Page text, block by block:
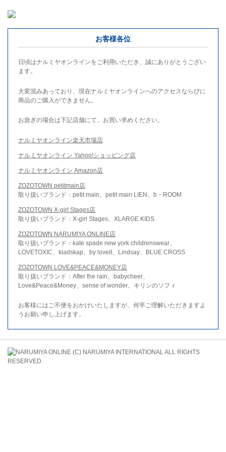
お客様各位
日頃はナルミヤオンラインをご利用いただき、誠にありがとうござい
ます。
大変混みあっており、現在ナルミヤオンラインへのアクセスならびに
商品のご購入ができません。
お急ぎの場合は下記店舗にて、お買い求めください。
ナルミヤオンライン楽天市場店
ナルミヤオンライン Yahoo!ショッピング店
ナルミヤオンライン Amazon店
ZOZOTOWN petitmain店
取り扱いブランド：petit main、petit main LIEN、b・ROOM
ZOZOTOWN X-girl Stages店
取り扱いブランド：X-girl Stages、XLARGE KIDS
ZOZOTOWN NARUMIYA ONLINE店
取り扱いブランド：kate spade new york childrenswear、
LOVETOXIC、kladskap、by loveit、Lindsay、BLUE CROSS
ZOZOTOWN LOVE&PEACE&MONEY店
取り扱いブランド：After the rain、babycheer、
Love&Peace&Money、sense of wonder、キリンのソフィ
お客様にはご不便をおかけいたしますが、何卒ご理解いただきますよ
うお願い申し上げます。